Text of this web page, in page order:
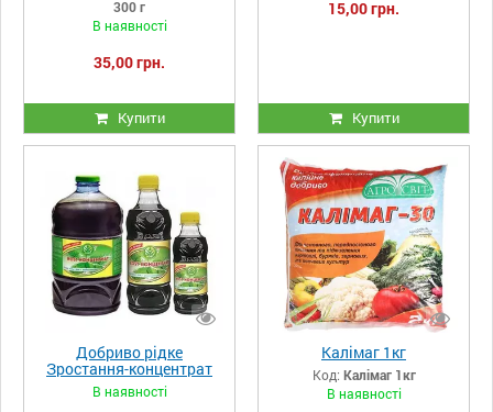
300 г
В наявності
35,00 грн.
Купити
15,00 грн.
Купити
Добриво рідке
Зростання-концентрат
1000 мл
В наявності
Калімаг 1кг
Код: Калімаг 1кг
В наявності